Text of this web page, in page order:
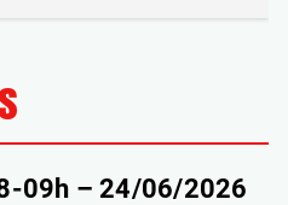
09h – 24/06/2026